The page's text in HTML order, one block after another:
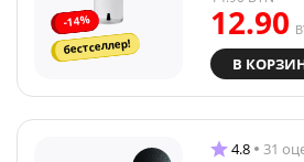
-14%
бестселлер!
12.90
В
4.8 31